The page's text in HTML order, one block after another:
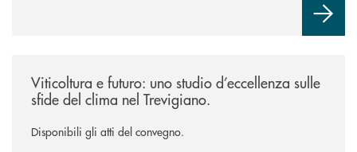
Viticoltura e futuro: uno studio d’eccellenza sulle
sfide del clima nel Trevigiano.
Disponibili gli atti del convegno.